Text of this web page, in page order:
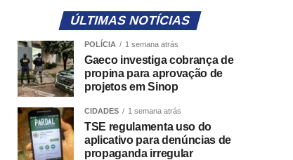
ÚLTIMAS NOTÍCIAS
POLÍCIA 1 semana atrás
Gaeco investiga cobrança de
propina para aprovação de
projetos em Sinop
CIDADES 1 semana atrás
TSE regulamenta uso do
aplicativo para denúncias de
propaganda irregular